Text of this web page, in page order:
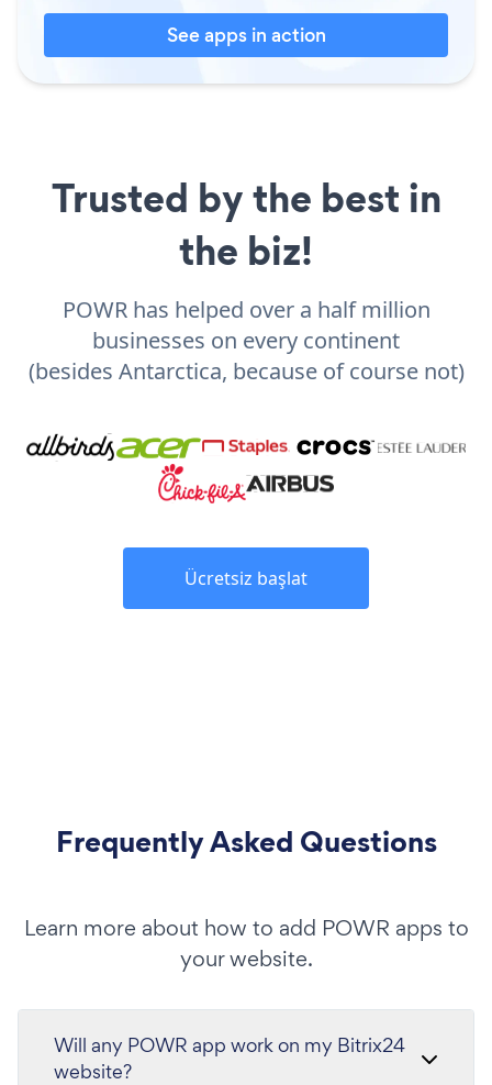
See apps in action
Trusted by the best in
the biz!
POWR has helped over a half million
businesses on every continent
(besides Antarctica, because of course not)
Ücretsiz başlat
Frequently Asked Questions
Learn more about how to add POWR apps to
your website.
Will any POWR app work on my Bitrix24
website?